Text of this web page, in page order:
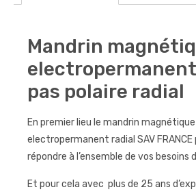
Mandrin
pas polaire radial
En premier lieu le mandrin magnétique
electropermanent radial SAV
répondre à l’ensemble de vos besoins
Et pour cela avec plus de 25 ans